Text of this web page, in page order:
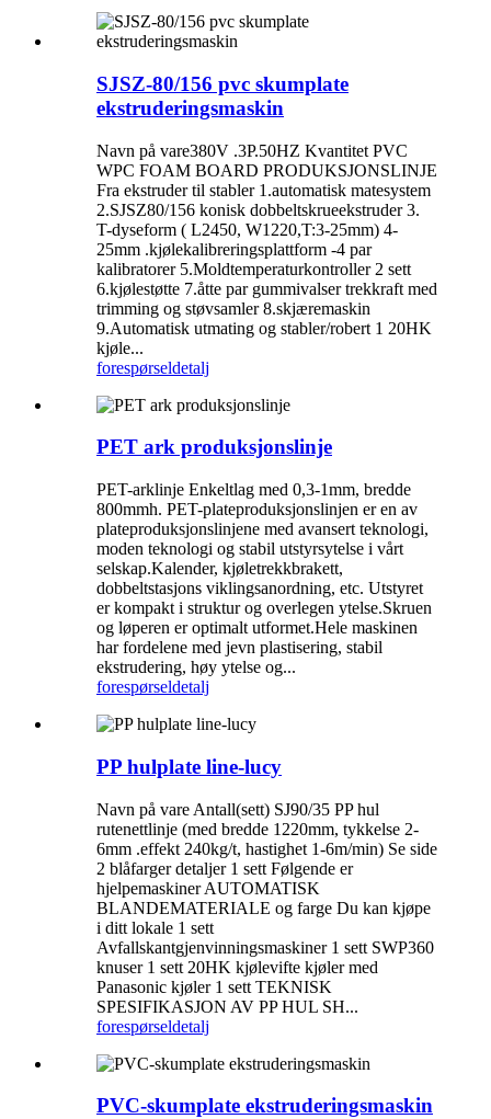
SJSZ-80/156 pvc skumplate
ekstruderingsmaskin
Navn på vare380V .3P.50HZ Kvantitet PVC
WPC FOAM BOARD PRODUKSJONSLINJE
Fra ekstruder til stabler 1.automatisk matesystem
2.SJSZ80/156 konisk dobbeltskrueekstruder 3.
T-dyseform ( L2450, W1220,T:3-25mm) 4-
25mm .kjølekalibreringsplattform -4 par
kalibratorer 5.Moldtemperaturkontroller 2 sett
6.kjølestøtte 7.åtte par gummivalser trekkraft med
trimming og støvsamler 8.skjæremaskin
9.Automatisk utmating og stabler/robert 1 20HK
kjøle...
forespørseldetalj
PET ark produksjonslinje
PET-arklinje Enkeltlag med 0,3-1mm, bredde
800mmh. PET-plateproduksjonslinjen er en av
plateproduksjonslinjene med avansert teknologi,
moden teknologi og stabil utstyrsytelse i vårt
selskap.Kalender, kjøletrekkbrakett,
dobbeltstasjons viklingsanordning, etc. Utstyret
er kompakt i struktur og overlegen ytelse.Skruen
og løperen er optimalt utformet.Hele maskinen
har fordelene med jevn plastisering, stabil
ekstrudering, høy ytelse og...
forespørseldetalj
PP hulplate line-lucy
Navn på vare Antall(sett) SJ90/35 PP hul
rutenettlinje (med bredde 1220mm, tykkelse 2-
6mm .effekt 240kg/t, hastighet 1-6m/min) Se side
2 blåfarger detaljer 1 sett Følgende er
hjelpemaskiner AUTOMATISK
BLANDEMATERIALE og farge Du kan kjøpe
i ditt lokale 1 sett
Avfallskantgjenvinningsmaskiner 1 sett SWP360
knuser 1 sett 20HK kjølevifte kjøler med
Panasonic kjøler 1 sett TEKNISK
SPESIFIKASJON AV PP HUL SH...
forespørseldetalj
PVC-skumplate ekstruderingsmaskin